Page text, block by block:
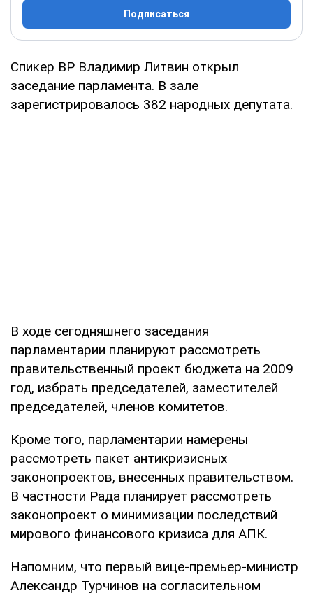
Подписаться
Спикер ВР Владимир Литвин открыл
заседание парламента. В зале
зарегистрировалось 382 народных депутата.
В ходе сегодняшнего заседания
парламентарии планируют рассмотреть
правительственный проект бюджета на 2009
год, избрать председателей, заместителей
председателей, членов комитетов.
Кроме того, парламентарии намерены
рассмотреть пакет антикризисных
законопроектов, внесенных правительством.
В частности Рада планирует рассмотреть
законопроект о минимизации последствий
мирового финансового кризиса для АПК.
Напомним, что первый вице-премьер-министр
Александр Турчинов на согласительном